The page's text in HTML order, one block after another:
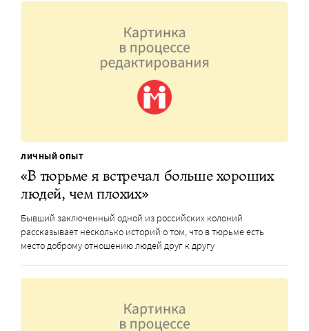
ЛИЧНЫЙ ОПЫТ
«В тюрьме я встречал больше хороших
людей, чем плохих»
Бывший заключенный одной из российских колоний
рассказывает несколько историй о том, что в тюрьме есть
место доброму отношению людей друг к другу